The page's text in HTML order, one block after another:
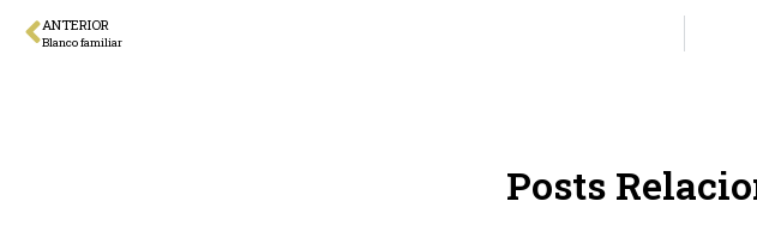
ANTERIOR
Blanco familiar
Posts